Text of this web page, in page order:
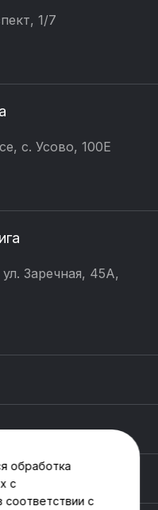
1/7
с. Усово, 100Е
Заречная, 45А,
обработка
с
соответствии с